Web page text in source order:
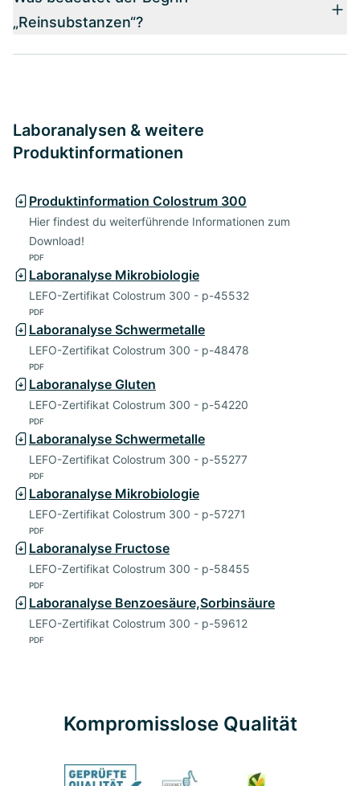
„Reinsubstanzen“?
Laboranalysen & weitere
Produktinformationen
Produktinformation Colostrum 300
Hier findest du weiterführende Informationen zum
Download!
PDF
Laboranalyse Mikrobiologie
LEFO-Zertifikat Colostrum 300 - p-45532
PDF
Laboranalyse Schwermetalle
LEFO-Zertifikat Colostrum 300 - p-48478
PDF
Laboranalyse Gluten
LEFO-Zertifikat Colostrum 300 - p-54220
PDF
Laboranalyse Schwermetalle
LEFO-Zertifikat Colostrum 300 - p-55277
PDF
Laboranalyse Mikrobiologie
LEFO-Zertifikat Colostrum 300 - p-57271
PDF
Laboranalyse Fructose
LEFO-Zertifikat Colostrum 300 - p-58455
PDF
Laboranalyse Benzoesäure,Sorbinsäure
LEFO-Zertifikat Colostrum 300 - p-59612
PDF
Kompromisslose Qualität